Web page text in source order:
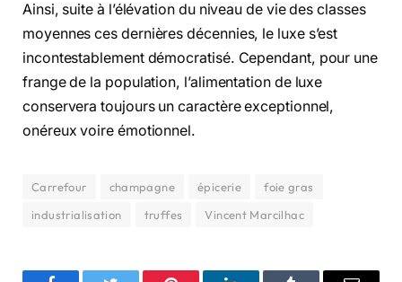
Ainsi, suite à l’élévation du niveau de vie des classes
moyennes ces dernières décennies, le luxe s’est
incontestablement démocratisé. Cependant, pour une
frange de la population, l’alimentation de luxe
conservera toujours un caractère exceptionnel,
onéreux voire émotionnel.
Carrefour champagne épicerie
foie gras
industrialisation
truffes Vincent Marcilhac